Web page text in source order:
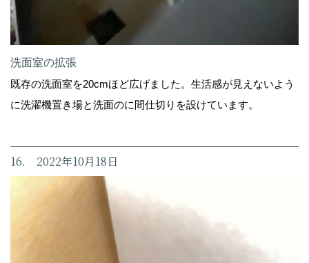
洗面室の拡張
既存の洗面室を20cmほど広げました。生活感が見えないよう
に洗濯機置き場と洗面のに間仕切りを設けています。
16. 2022年10月18日